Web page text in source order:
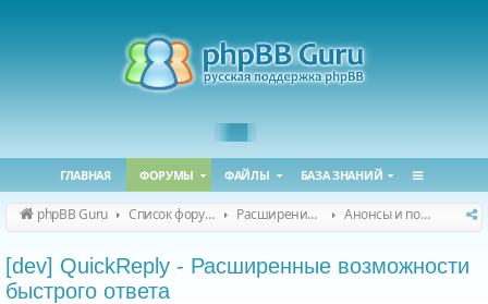
ГЛАВНАЯ ФОРУМЫ ФАЙЛЫ БАЗА ЗНАНИЙ
phpBB Guru Список форумов Расширения phpBB Анонсы и поддержка расширений для phpBB
[dev] QuickReply - Расширенные возможности
быстрого ответа